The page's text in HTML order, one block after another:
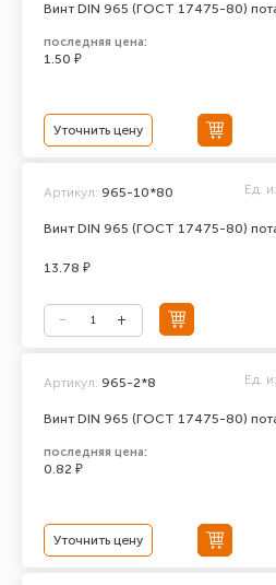
Винт DIN 965 (ГОСТ 17475-80)
последняя цена:
1.50 ₽
Уточнить цену
Винт DIN 965 (ГОСТ 17475-80)
Артикул: 965-10*80 Ед.
13.78 ₽
Винт DIN 965 (ГОСТ 17475-80)
Артикул: 965-2*8 Ед.
последняя цена:
0.82 ₽
Уточнить цену